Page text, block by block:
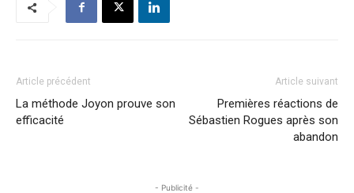
Article précédent
La méthode Joyon prouve son
efficacité
Article suivant
Premières réactions de
Sébastien Rogues après son
abandon
- Publicité -